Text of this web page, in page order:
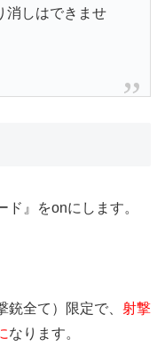
消しはできませ
』をonにします。
全て）限定で、 射撃
なります。